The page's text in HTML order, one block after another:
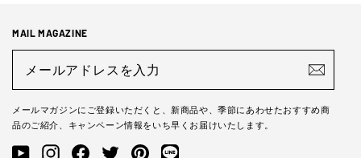
MAIL MAGAZINE
ア
レ
ス
入
メールマガジンにご登録いただくと、新商品や、季節にあわせたおすすめ商
品のご紹介、キャンペーン情報をいち早くお届けいたします。
YouTube InstagramFacebookTwitter Pinterest